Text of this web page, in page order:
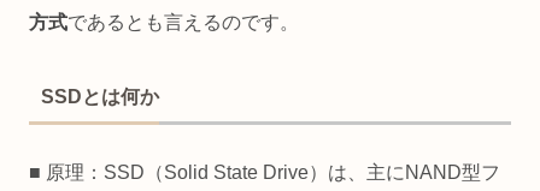
方式であるとも言えるのです。
SSDとは何か
■ 原理：SSD（Solid State Drive）は、主にNAND型フ